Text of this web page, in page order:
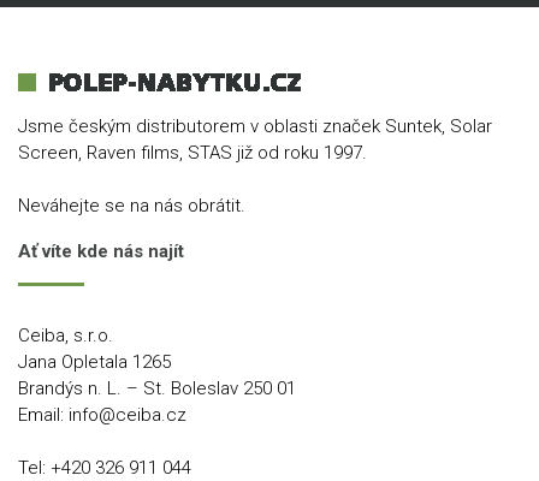
Jsme českým distributorem v oblasti značek Suntek, Solar
Screen, Raven films, STAS již od roku 1997.
Neváhejte se na nás obrátit.
Ať víte kde nás najít
Ceiba, s.r.o.
Jana Opletala 1265
Brandýs n. L. – St. Boleslav 250 01
Email: info@ceiba.cz
Tel: +420 326 911 044